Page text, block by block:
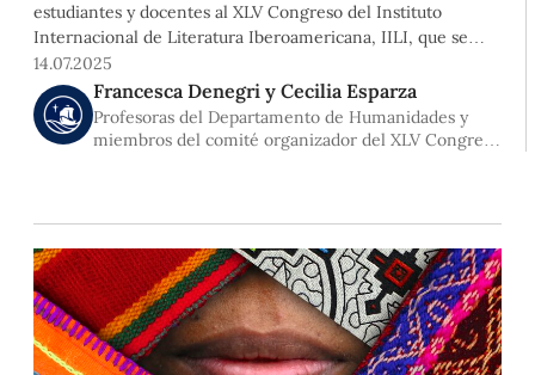
estudiantes y docentes al XLV Congreso del Instituto
Internacional de Literatura Iberoamericana, IILI, que se
celebrará del 16 al 19 de julio en nuestro campus
universitario. El IILI, cuya sede está en la Universidad de
Pittsburgh, es la institución más antigua dedicada a la
investigación y difusión
14.07.2025
Francesca Denegri y Cecilia Esparza
Profesoras del Departamento de Humanidades y
miembros del comité organizador del XLV Congreso